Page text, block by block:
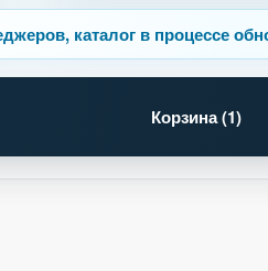
каталог в процессе
Корзина (1)